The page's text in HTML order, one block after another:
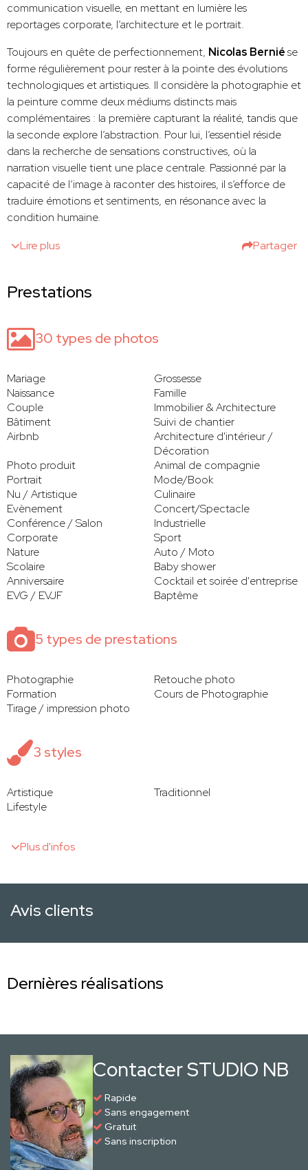
communication visuelle, en mettant en lumière les
reportages corporate, l’architecture et le portrait.
Toujours en quête de perfectionnement, Nicolas Berniése
forme régulièrement pour rester à la pointe des évolutions
technologiques et artistiques. Il considère la photographie et
la peinture comme deux médiums distincts mais
complémentaires : la première capturant la réalité, tandis que
la seconde explore l’abstraction. Pour lui, l’essentiel réside
dans la recherche de sensations constructives, où la
narration visuelle tient une place centrale. Passionné par la
capacité de l’image à raconter des histoires, il s’efforce de
traduire émotions et sentiments, en résonance avec la
condition humaine.
Lire plus
Partager
Prestations
30 types de photos
Mariage
Grossesse
Naissance
Famille
Couple
Immobilier & Architecture
Bâtiment
Suivi de chantier
Airbnb
Architecture d'intérieur /
Décoration
Photo produit
Animal de compagnie
Portrait
Mode/Book
Nu / Artistique
Culinaire
Evènement
Concert/Spectacle
Conférence / Salon
Industrielle
Corporate
Sport
Nature
Auto / Moto
Scolaire
Baby shower
Anniversaire
Cocktail et soirée d'entreprise
EVG / EVJF
Baptême
5 types de prestations
Photographie
Retouche photo
Formation
Cours de Photographie
Tirage / impression photo
3 styles
Artistique
Traditionnel
Lifestyle
Plus d'infos
Avis clients
Dernières réalisations
Contacter STUDIO NB
Rapide
Sans engagement
Gratuit
Sans inscription